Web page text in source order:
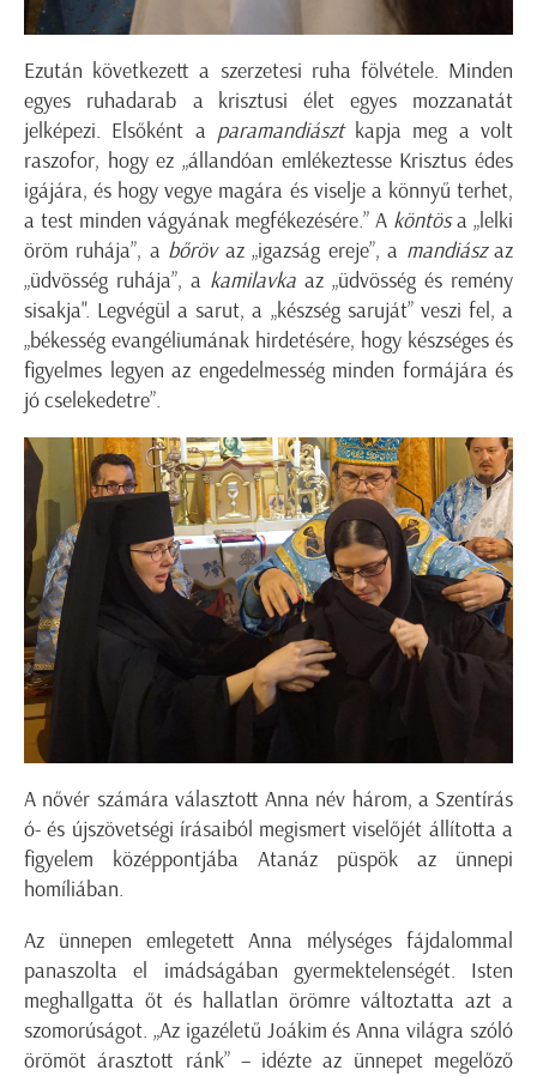
Ezután következett a szerzetesi ruha fölvétele. Minden
egyes ruhadarab a krisztusi élet egyes mozzanatát
jelképezi. Elsőként a paramandiásztkapja meg a volt
raszofor, hogy ez „állandóan emlékeztesse Krisztus édes
igájára, és hogy vegye magára és viselje a könnyű terhet,
a test minden vágyának megfékezésére.” A köntösa „lelki
öröm ruhája”, a bőrövaz „igazság ereje”, a mandiászaz
„üdvösség ruhája”, a kamilavka az „üdvösség és remény
sisakja". Legvégül a sarut, a „készség saruját” veszi fel, a
„békesség evangéliumának hirdetésére, hogy készséges és
figyelmes legyen az engedelmesség minden formájára és
jó cselekedetre”.
A nővér számára választott Anna név három, a Szentírás
ó- és újszövetségi írásaiból megismert viselőjét állította a
figyelem középpontjába Atanáz püspök az ünnepi
homíliában.
Az ünnepen emlegetett Anna mélységes fájdalommal
panaszolta el imádságában gyermektelenségét. Isten
meghallgatta őt és hallatlan örömre változtatta azt a
szomorúságot. „Az igazéletű Joákim és Anna világra szóló
örömöt árasztott ránk” – idézte az ünnepet megelőző